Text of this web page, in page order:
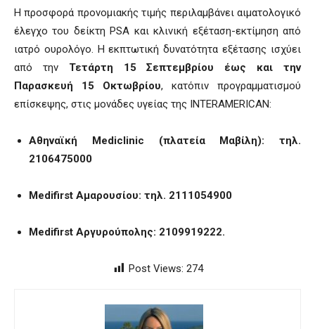
Η προσφορά προνομιακής τιμής περιλαμβάνει αιματολογικό
έλεγχο του δείκτη PSA και κλινική εξέταση-εκτίμηση από
ιατρό ουρολόγο. Η εκπτωτική δυνατότητα εξέτασης ισχύει
από την Τετάρτη 15 Σεπτεμβρίου έως και την
Παρασκευή 15 Οκτωβρίου, κατόπιν προγραμματισμού
επίσκεψης, στις μονάδες υγείας της INTERAMERICAN:
Αθηναϊκή Mediclinic (πλατεία Μαβίλη): τηλ.
2106475000
Medifirst Αμαρουσίου: τηλ. 2111054900
Medifirst Αργυρούπολης: 2109919222.
Post Views: 274